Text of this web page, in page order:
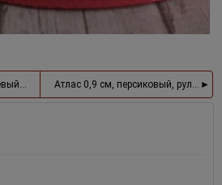
рулон 33 мАтлас 0,9 см, персиковый, рулон 33